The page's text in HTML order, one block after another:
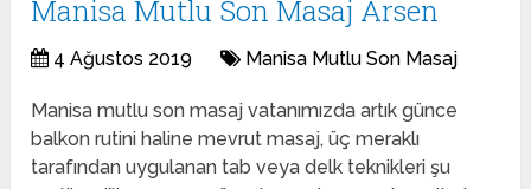
Manisa Mutlu Son Masaj Arsen
4 Ağustos 2019 Manisa Mutlu Son Masaj
Manisa mutlu son masaj vatanımızda artık günce
balkon rutini haline mevrut masaj, üç meraklı
tarafından uygulanan tab veya delk teknikleri şu